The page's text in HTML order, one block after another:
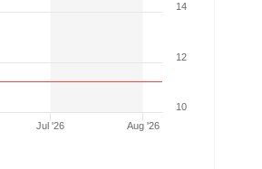
Jul '26 Aug '26
10
12
14